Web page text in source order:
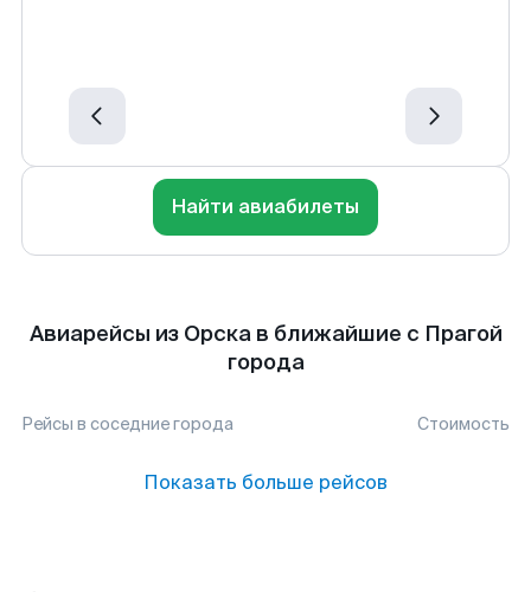
Найти авиабилеты
Авиарейсы из Орска в ближайшие с Прагой
города
Рейсы в соседние города Стоимость
Показать больше рейсов